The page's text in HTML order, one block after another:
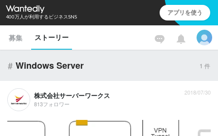
400万人が利用するビジネスSNS アプリを使う
募集 ストーリー
# Windows Server 1 件
株式会社サーバーワークス
813フォロワー
2018/07/30